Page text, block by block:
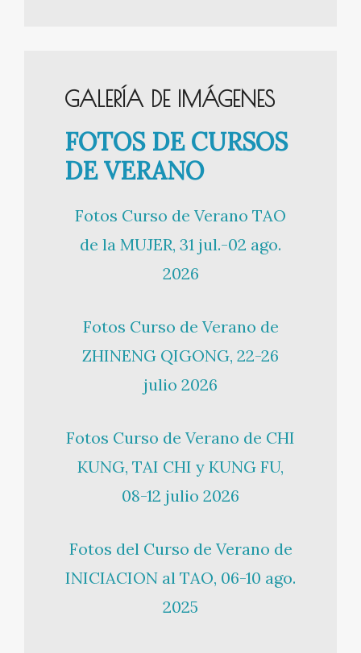
GALERÍA DE IMÁGENES
FOTOS DE CURSOS
DE VERANO
Fotos Curso de Verano TAO
de la MUJER, 31 jul.-02 ago.
2026
Fotos Curso de Verano de
ZHINENG QIGONG, 22-26
julio 2026
Fotos Curso de Verano de CHI
KUNG, TAI CHI y KUNG FU,
08-12 julio 2026
Fotos del Curso de Verano de
INICIACION al TAO, 06-10 ago.
2025